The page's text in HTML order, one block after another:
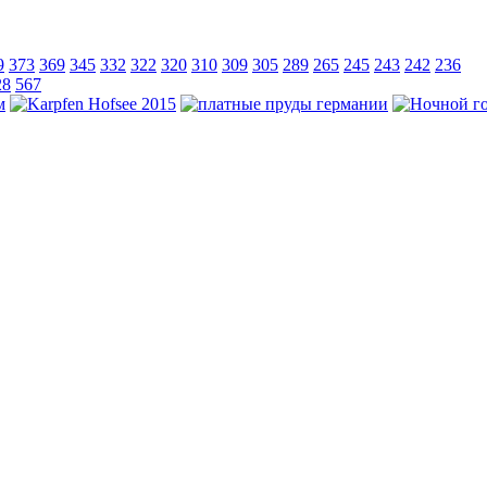
373 369 345 332 322 320 310 309 305 289 265 245 243 242 236
567